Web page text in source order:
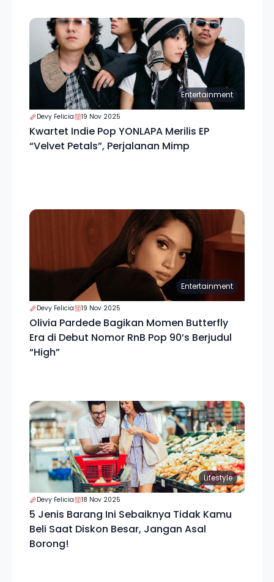
Entertainment
Devy Felicia 19 Nov 2025
Kwartet Indie Pop YONLAPA Merilis EP
“Velvet Petals”, Perjalanan Mimp
Entertainment
Devy Felicia 19 Nov 2025
Olivia Pardede Bagikan Momen Butterfly
Era di Debut Nomor RnB Pop 90’s Berjudul
“High”
Lifestyle
Devy Felicia 18 Nov 2025
5 Jenis Barang Ini Sebaiknya Tidak Kamu
Beli Saat Diskon Besar, Jangan Asal
Borong!